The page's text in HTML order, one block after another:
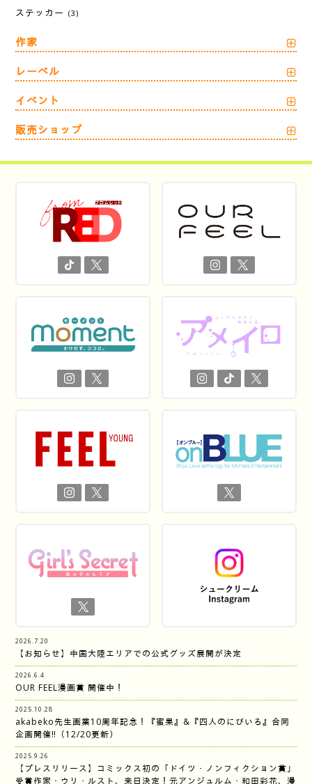
ステッカー (3)
作家
レーベル
イベント
販売ショップ
2026.7.20
【お知らせ】中国大陸エリアでの公式グッズ展開が決定
2026.6.4
OUR FEEL漫画賞 開催中！
2025.10.28
akabeko先生画業10周年記念！『蜜果』&『四人のにびいろ』合同
企画開催‼︎（12/20更新）
2025.9.26
【プレスリリース】コミックス初の「ドイツ・ノンフィクション賞」
受賞作家・ウリ・ルスト、来日決定！元アンジュルム・和田彩花、漫